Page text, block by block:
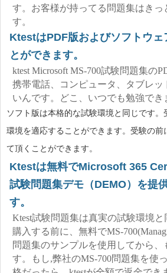
す。お客様が持ってる問題集はきっ
す。
KtestはPDF版およびソフトウェ
とができます。
ktest Microsoft MS-700試験問題集の
携帯電話、コンピュータ、タブレッ
いんです。どこ、いつでも勉強でき
ソフト版は本格的な試験環境と同じです
環境を適応することができます。受験の前
て頂くことができます。
Ktestは無料でMicrosoft 365
試験問題集デモ（DEMO）を提
す。
Ktest試験問題集は真実の試験環境
購入する前に、無料でMS-
問題集のサンプルを使用してから
す。もし,弊社のMS-700問題集を使